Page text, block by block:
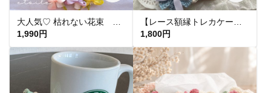
1,990円
1,800円